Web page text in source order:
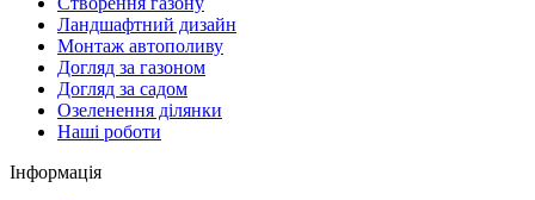
Ландшафтний дизайн
Монтаж автополиву
Догляд за газоном
Догляд за садом
Озеленення ділянки
Наші роботи
Інформація